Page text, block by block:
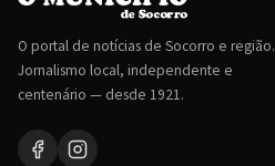
O portal de notícias de Socorro e região.
Jornalismo local, independente e
centenário — desde 1921.